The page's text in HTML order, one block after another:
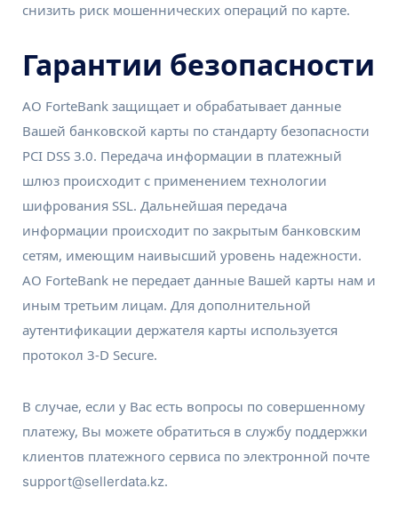
снизить риск мошеннических операций по карте.
Гарантии безопасности
АО ForteBank защищает и обрабатывает данные
Вашей банковской карты по стандарту безопасности
PCI DSS 3.0. Передача информации в платежный
шлюз происходит с применением технологии
шифрования SSL. Дальнейшая передача
информации происходит по закрытым банковским
сетям, имеющим наивысший уровень надежности.
АО ForteBank не передает данные Вашей карты нам и
иным третьим лицам. Для дополнительной
аутентификации держателя карты используется
протокол 3-D Secure.
В случае, если у Вас есть вопросы по совершенному
платежу, Вы можете обратиться в службу поддержки
клиентов платежного сервиса по электронной почте
support@sellerdata.kz.